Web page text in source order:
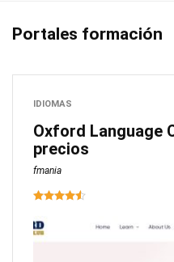
Portales formación
IDIOMAS
Oxford Language
precios
fmania